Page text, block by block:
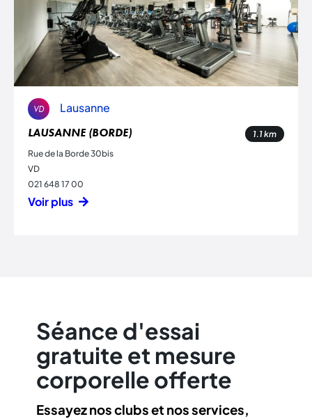
VD Lausanne
LAUSANNE (BORDE) 1.1km
Rue de la Borde 30bis
VD
021 648 17 00
Voir plus
Séance d'essai
gratuite et mesure
corporelle offerte
Essayez nos clubs et nos services,